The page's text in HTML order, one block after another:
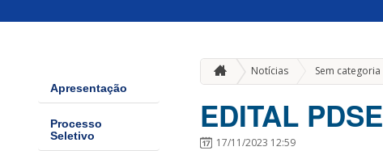
Apresentação
Processo
Seletivo
Notícias Sem categoria
EDITAL PDSE
17/11/2023 12:59